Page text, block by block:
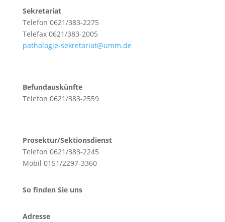
Sekretariat
Telefon 0621/383-2275
Telefax 0621/383-2005
pathologie-sekretariat@umm.de
Befundauskünfte
Telefon 0621/383-2559
Prosektur/Sektionsdienst
Telefon 0621/383-2245
Mobil 0151/2297-3360
So finden Sie uns
Adresse